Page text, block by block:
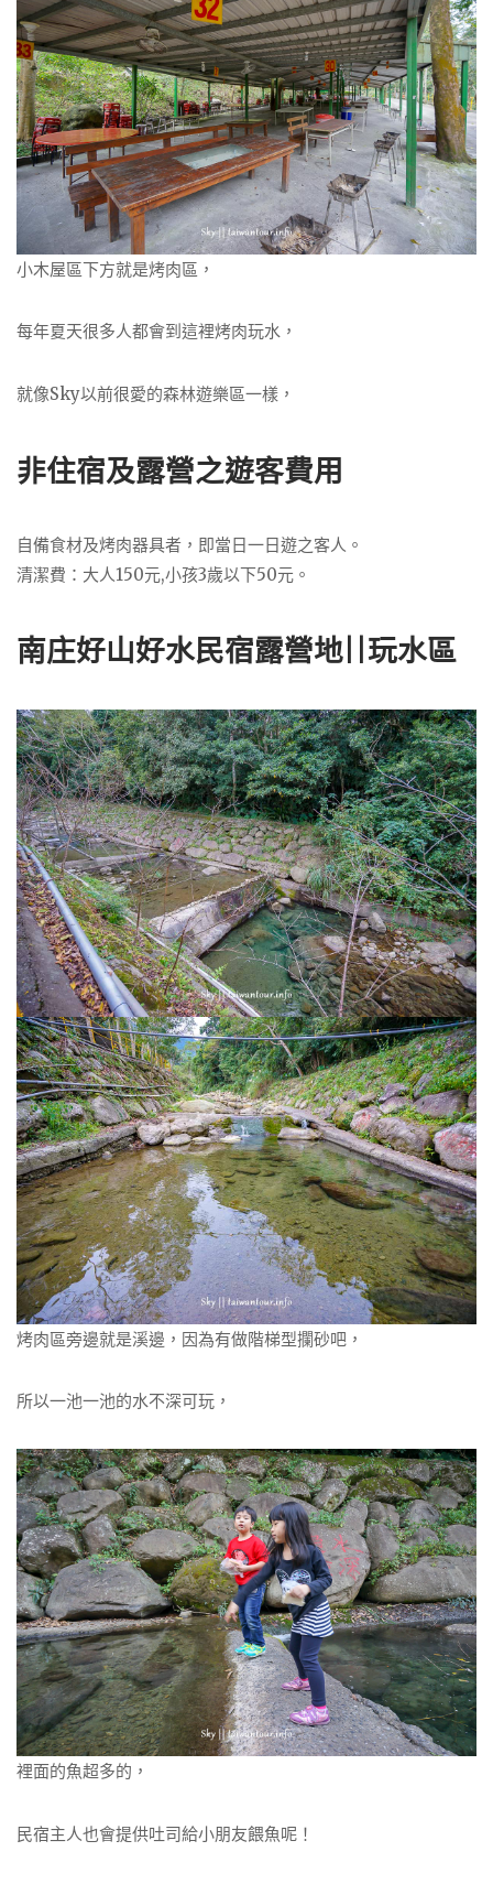
小木屋區下方就是烤肉區，
每年夏天很多人都會到這裡烤肉玩水，
就像Sky以前很愛的森林遊樂區一樣，
非住宿及露營之遊客費用
自備食材及烤肉器具者，即當日一日遊之客人。
清潔費：大人150元,小孩3歲以下50元。
南庄好山好水民宿露營地||玩水區
烤肉區旁邊就是溪邊，因為有做階梯型攔砂吧，
所以一池一池的水不深可玩，
裡面的魚超多的，
民宿主人也會提供吐司給小朋友餵魚呢！